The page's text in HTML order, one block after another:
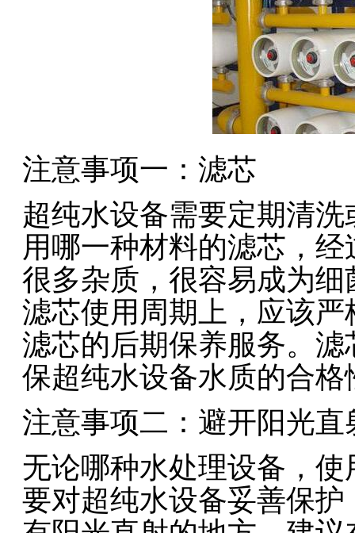
注意事项一：滤芯
超纯水设备需要定期清
用哪一种材料的滤芯，
很多杂质，很容易成为
滤芯使用周期上，应该
滤芯的后期保养服务。
保超纯水设备水质的合格
注意事项二：避开阳光直
无论哪种水处理设备，
要对超纯水设备妥善保